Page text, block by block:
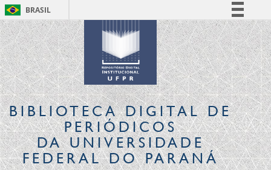
BRASIL
Simplifique!
Comunica BR
Participe
Acesso à informação
Legislação
Canais
BIBLIOTECA DIGITALDE
PERIÓDICOS
DA UNIVERSIDADE
FEDERAL DO PARANÁ